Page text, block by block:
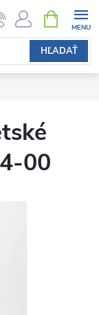
HĽADAŤ
KOŠÍK
00